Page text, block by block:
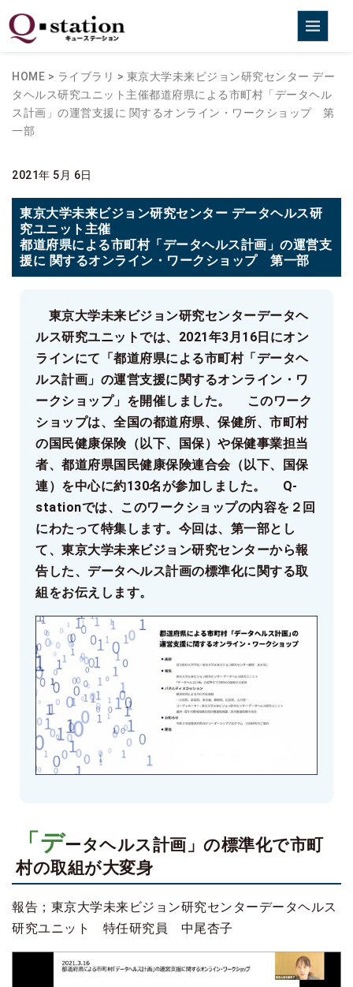
HOME > ライブラリ > 東京大学未来ビジョン研究センター デー
タヘルス研究ユニット主催都道府県による市町村「データヘル
ス計画」の運営支援に 関するオンライン・ワークショップ 第
一部
2021年 5月 6日
東京大学未来ビジョン研究センター データヘルス研
究ユニット主催
都道府県による市町村「データヘルス計画」の運営支
援に 関するオンライン・ワークショップ 第一部
東京大学未来ビジョン研究センターデータヘ
ルス研究ユニットでは、2021年3月16日にオン
ラインにて「都道府県による市町村「データヘ
ルス計画」の運営支援に関するオンライン・ワ
ークショップ」を開催しました。 このワーク
ショップは、全国の都道府県、保健所、市町村
の国民健康保険（以下、国保）や保健事業担当
者、都道府県国民健康保険連合会（以下、国保
連）を中心に約130名が参加しました。 Q-
stationでは、このワークショップの内容を２回
にわたって特集します。今回は、第一部とし
て、東京大学未来ビジョン研究センターから報
告した、データヘルス計画の標準化に関する取
組をお伝えします。
「データヘルス計画」の標準化で市町
村の取組が大変身
報告；東京大学未来ビジョン研究センターデータヘルス
研究ユニット 特任研究員 中尾杏子